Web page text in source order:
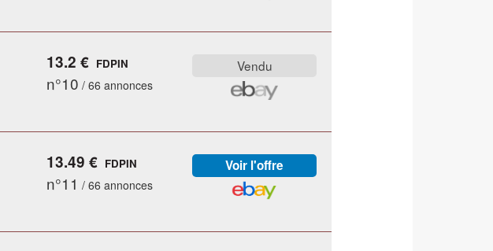
13.2 € FDPIN
n°10 / 66 annonces
13.49 € FDPIN
n°11 / 66 annonces